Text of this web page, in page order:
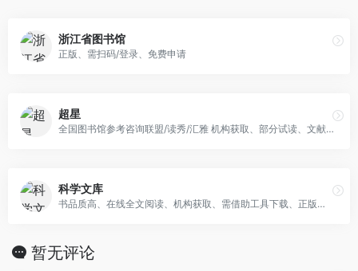
浙江省图书馆
正版、需扫码/登录、免费申请
超星
全国图书馆参考咨询联盟/读秀/汇雅 机构获取、部分试读、文献传递、需扫码/登录
科学文库
书品质高、在线全文阅读、机构获取、需借助工具下载、正版、需扫码/登录
暂无评论